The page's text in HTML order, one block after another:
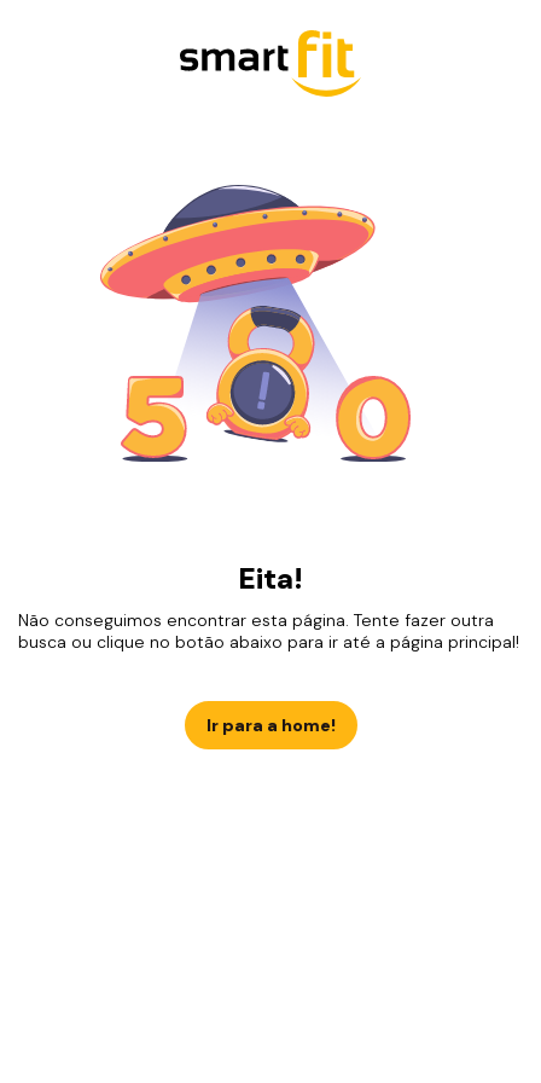
Eita!
Não conseguimos encontrar esta página. Tente fazer outra
busca ou clique no botão abaixo para ir até a página principal!
Ir para a home!